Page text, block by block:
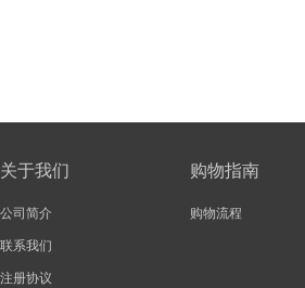
关于我们
公司简介
联系我们
注册协议
购物指南
购物流程